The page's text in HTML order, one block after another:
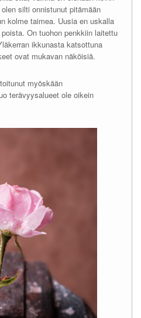
silti onnistunut pitämään
kolme taimea. Uusia en uskalla
On tuohon penkkiin laitettu
ikkunasta katsottuna
ovat mukavan näköisiä.
myöskään
terävyysalueet ole oikein